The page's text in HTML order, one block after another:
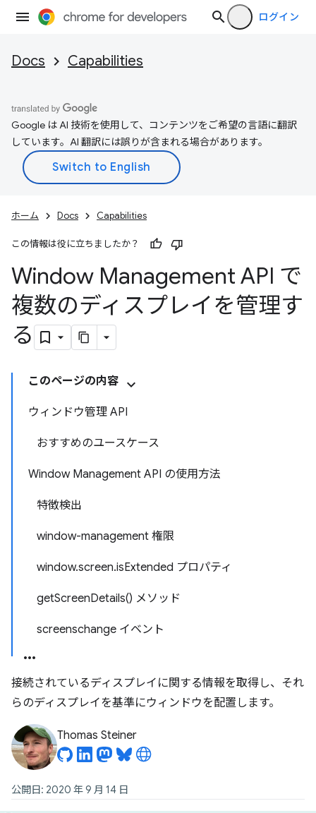
ログイン
Docs Capabilities
Google は AI 技術を使用して、コンテンツをご希望の言語に翻訳
しています。AI 翻訳には誤りが含まれる場合があります。
ホーム Docs Capabilities
この情報は役に立ちましたか？
Window Management API で
複数のディスプレイを管理す
る
このページの内容
ウィンドウ管理 API
おすすめのユースケース
Window Management API の使用方法
特徴検出
window-management 権限
window.screen.isExtended プロパティ
getScreenDetails() メソッド
screenschange イベント
接続されているディスプレイに関する情報を取得し、それ
らのディスプレイを基準にウィンドウを配置します。
Thomas Steiner
公開日: 2020 年 9 月 14 日